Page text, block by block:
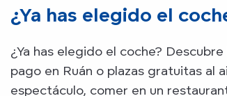
¿Ya has elegido el
¿Ya has elegido el coche?
pago en Ruán o plazas gratuitas al
espectáculo, comer en un